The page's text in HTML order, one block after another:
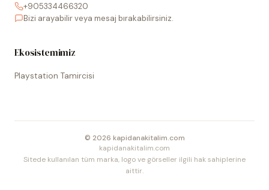
+905334466320
Bizi arayabilir veya mesaj bırakabilirsiniz.
Ekosistemimiz
Playstation Tamircisi
© 2026 kapidanakitalim.com
kapidanakitalim.com
Sitede kullanılan tüm marka, logo ve görseller ilgili hak sahiplerine
aittir.